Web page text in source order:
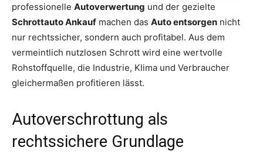
professionelle Autoverwertung und der gezielte
Schrottauto Ankauf machen das Auto entsorgen nicht
nur rechtssicher, sondern auch profitabel. Aus dem
vermeintlich nutzlosen Schrott wird eine wertvolle
Rohstoffquelle, die Industrie, Klima und Verbraucher
gleichermaßen profitieren lässt.
Autoverschrottung als
rechtssichere Grundlage